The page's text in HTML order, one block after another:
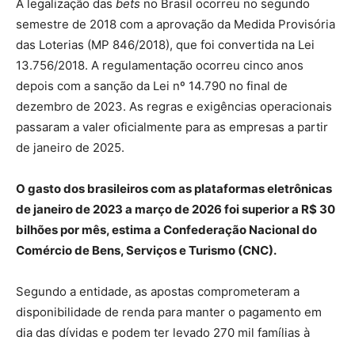
A legalização das bets no Brasil ocorreu no segundo
semestre de 2018 com a aprovação da Medida Provisória
das Loterias (MP 846/2018), que foi convertida na Lei
13.756/2018. A regulamentação ocorreu cinco anos
depois com a sanção da Lei nº 14.790 no final de
dezembro de 2023. As regras e exigências operacionais
passaram a valer oficialmente para as empresas a partir
de janeiro de 2025.
O gasto dos brasileiros com as plataformas eletrônicas
de janeiro de 2023 a março de 2026 foi superior a R$ 30
bilhões por mês, estima a Confederação Nacional do
Comércio de Bens, Serviços e Turismo (CNC).
Segundo a entidade, as apostas comprometeram a
disponibilidade de renda para manter o pagamento em
dia das dívidas e podem ter levado 270 mil famílias à